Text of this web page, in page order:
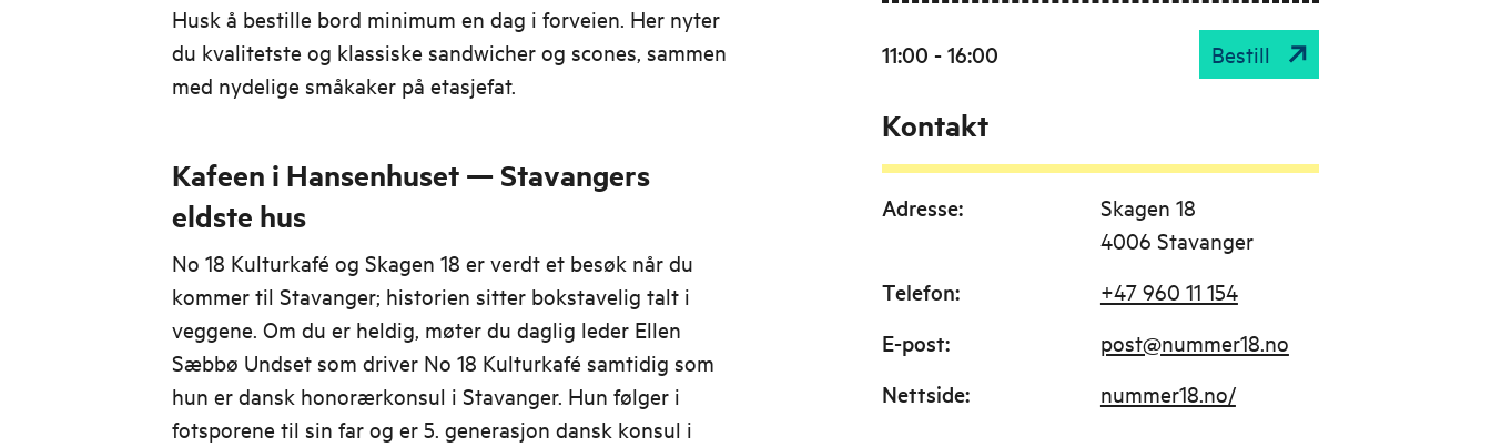
Husk å bestille bord minimum en dag i forveien. Her nyter
du kvalitetste og klassiske sandwicher og scones, sammen
med nydelige småkaker på etasjefat.
Kafeen i Hansenhuset — Stavangers
eldste hus
No 18 Kulturkafé og Skagen 18 er verdt et besøk når du
kommer til Stavanger; historien sitter bokstavelig talt i
veggene. Om du er heldig, møter du daglig leder Ellen
Sæbbø Undset som driver No 18 Kulturkafé samtidig som
hun er dansk honorærkonsul i Stavanger. Hun følger i
fotsporene til sin far og er 5. generasjon dansk konsul i
11:00 - 16:00 Bestill
Kontakt
Adresse:
Skagen 18
4006 Stavanger
Telefon: +47 960 11 154
E-post: post@nummer18.no
Nettside: nummer18.no/